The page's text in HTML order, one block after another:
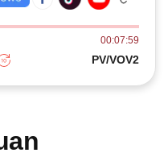
Tỷ giá
00:07:59
PV/VOV2